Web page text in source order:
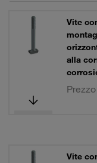
Vite
alla
Vite